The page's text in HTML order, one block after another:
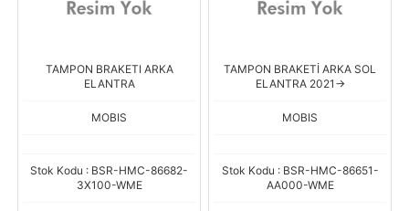
TAMPON BRAKETI ARKA
ELANTRA
MOBIS
Stok Kodu : BSR-HMC-86682-
3X100-WME
TAMPON BRAKETİ ARKA SOL
ELANTRA 2021->
MOBIS
Stok Kodu : BSR-HMC-86651-
AA000-WME